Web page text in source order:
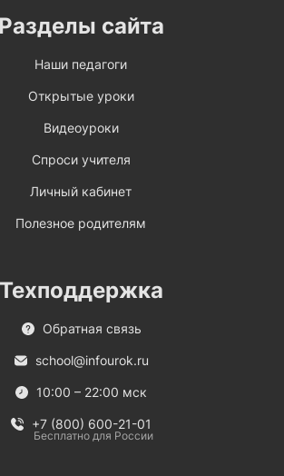
Разделы сайта
Наши педагоги
Открытые уроки
Видеоуроки
Спроси учителя
Личный кабинет
Полезное родителям
Техподдержка
Обратная связь
school@infourok.ru
10:00 – 22:00 мск
+7 (800) 600-21-01
Бесплатно для России